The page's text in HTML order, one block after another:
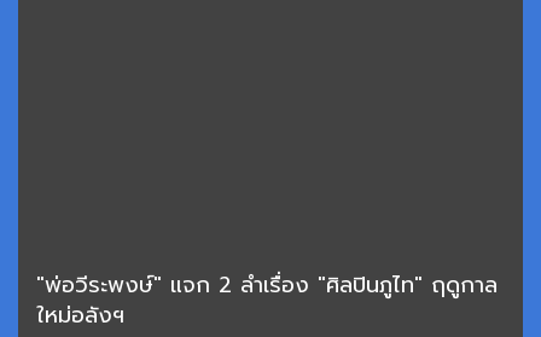
"พ่อวีระพงษ์" แจก 2 ลำเรื่อง "ศิลปินภูไท" ฤดูกาล
ใหม่อลังฯ